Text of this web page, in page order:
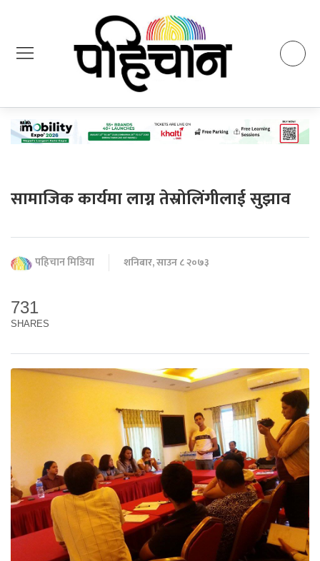
सामाजिक कार्यमा लाग्न तेस्रोलिंगीलाई सुझाव
पहिचान मिडिया शनिबार, साउन ८ २०७३
731
SHARES